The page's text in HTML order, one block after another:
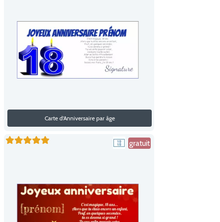
Carte d'Anniversaire par âge
gratuit